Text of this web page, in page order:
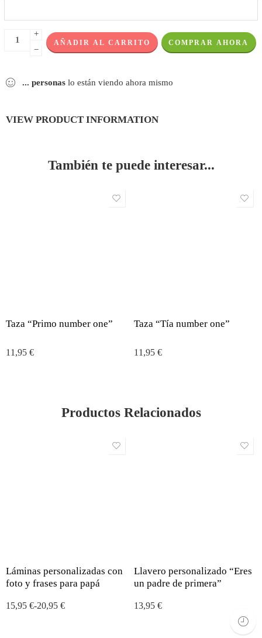
+
−
AÑADIR AL CARRITO COMPRAR AHORA
... personas lo están viendo ahora mismo
VIEW PRODUCT INFORMATION
También te puede interesar...
Taza “Primo number one”
11,95 €
Taza “Tía number one”
11,95 €
Productos Relacionados
Láminas personalizadas con
foto y frases para papá
15,95 €-20,95 €
Llavero personalizado “Eres
un padre de primera”
13,95 €